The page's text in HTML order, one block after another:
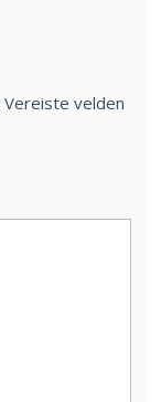
Vereiste velden